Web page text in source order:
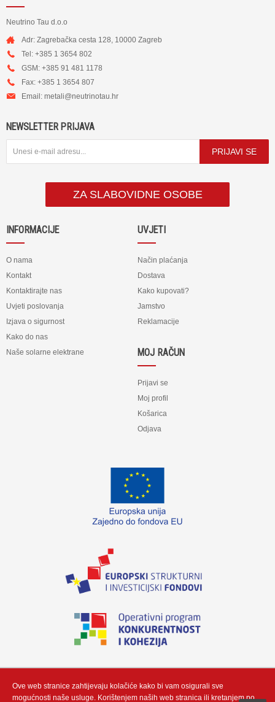
Neutrino Tau d.o.o
Adr: Zagrebačka cesta 128, 10000 Zagreb
Tel: +385 1 3654 802
GSM: +385 91 481 1178
Fax: +385 1 3654 807
Email: metali@neutrinotau.hr
NEWSLETTER PRIJAVA
PRIJAVI SE
ZA SLABOVIDNE OSOBE
INFORMACIJE
O nama
Kontakt
Kontaktirajte nas
Uvjeti poslovanja
Izjava o sigurnost
Kako do nas
Naše solarne elektrane
UVJETI
Način plaćanja
Dostava
Kako kupovati?
Jamstvo
Reklamacije
MOJ RAČUN
Prijavi se
Moj profil
Košarica
Odjava
„Izradu internetske stranice sufinancirala je Europska unija iz Europskog fonda
Neutrino Tau d.o.o“
Ove web stranice zahtijevaju kolačiće kako bi vam osigurali sve
mogućnosti naše usluge. Korištenjem naših web stranica ili kretanjem po